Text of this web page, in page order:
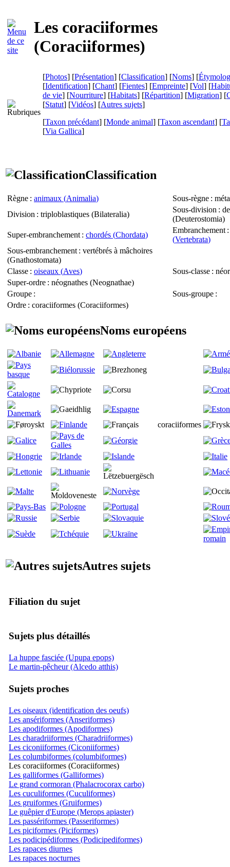
Les coraciiformes
(Coraciiformes)
[Photos] [Présentation] [Classification] [Noms] [
[Identification] [Chant] [Fientes] [Empreinte] [Vol] [
de vie] [Nourriture] [Habitats] [Répartition] [Migration] [
[Statut] [Vidéos] [Autres sujets]
[Taxon précédant] [Monde animal] [Taxon ascendant] [
[Via Gallica]
Classification
Règne : animaux (Animalia) Sous-règne :
Division : triploblastiques (Bilateralia)
Sous-division :
(Deuterostomia)
Super-embranchement : chordés (Chordata)
Embranchement
(Vertebrata)
Sous-embranchement : vertébrés à mâchoires
(Gnathostomata)
Classe : oiseaux (Aves) Sous-classe :
Super-ordre : néognathes (Neognathae)
Groupe : Sous-groupe :
Ordre : coraciiformes (Coraciiformes)
Noms européens
coraciiformes
Autres sujets
Filiation du sujet
Sujets plus détaillés
La huppe fasciée (Upupa epops)
Le martin-pêcheur (Alcedo atthis)
Sujets proches
Les oiseaux (identification des oeufs)
Les ansériformes (Anseriformes)
Les apodiformes (Apodiformes)
Les charadriiformes (Charadriiformes)
Les ciconiiformes (Ciconiiformes)
Les columbiformes (columbiformes)
Les coraciiformes (Coraciiformes)
Les galliformes (Galliformes)
Le grand cormoran (Phalacrocorax carbo)
Les cuculiformes (Cuculiformes)
Les gruiformes (Gruiformes)
Le guêpier d'Europe (Merops apiaster)
Les passériformes (Passeriformes)
Les piciformes (Piciformes)
Les podicipédiformes (Podicipediformes)
Les rapaces diurnes
Les rapaces nocturnes